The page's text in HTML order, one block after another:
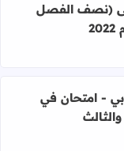
- مجموعة امتحانات
(نصف الفصل
- امتحان في المادة
- امتحان في